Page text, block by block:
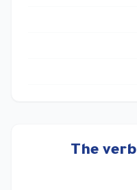
الفعل يستطيع أن The verb